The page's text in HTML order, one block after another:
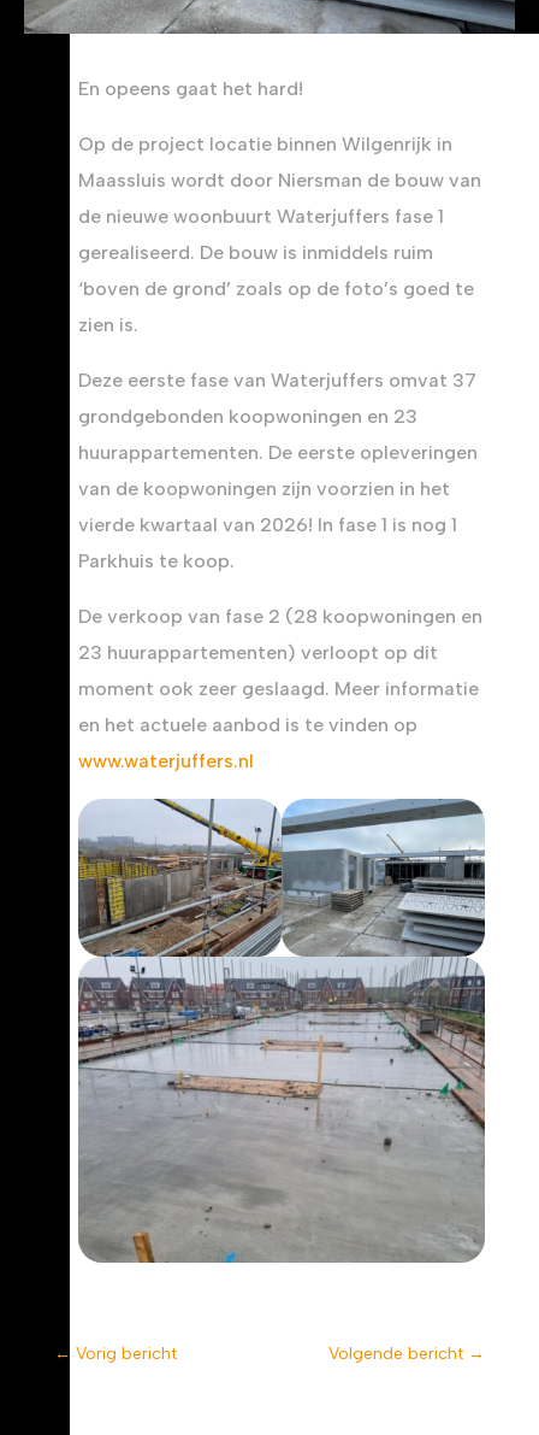
En opeens gaat het hard!
Op de project locatie binnen Wilgenrijk in
Maassluis wordt door Niersman de bouw van
de nieuwe woonbuurt Waterjuffers fase 1
gerealiseerd. De bouw is inmiddels ruim
‘boven de grond’ zoals op de foto’s goed te
zien is.
Deze eerste fase van Waterjuffers omvat 37
grondgebonden koopwoningen en 23
huurappartementen. De eerste opleveringen
van de koopwoningen zijn voorzien in het
vierde kwartaal van 2026! In fase 1 is nog 1
Parkhuis te koop.
De verkoop van fase 2 (28 koopwoningen en
23 huurappartementen) verloopt op dit
moment ook zeer geslaagd. Meer informatie
en het actuele aanbod is te vinden op
www.waterjuffers.nl
← Vorig bericht Volgende bericht →